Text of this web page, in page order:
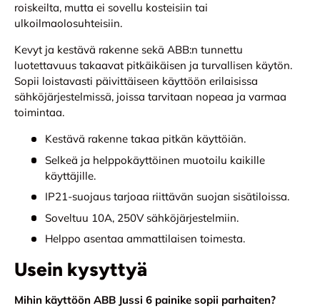
roiskeilta, mutta ei sovellu kosteisiin tai
ulkoilmaolosuhteisiin.
Kevyt ja kestävä rakenne sekä ABB:n tunnettu
luotettavuus takaavat pitkäikäisen ja turvallisen käytön.
Sopii loistavasti päivittäiseen käyttöön erilaisissa
sähköjärjestelmissä, joissa tarvitaan nopeaa ja varmaa
toimintaa.
Kestävä rakenne takaa pitkän käyttöiän.
Selkeä ja helppokäyttöinen muotoilu kaikille
käyttäjille.
IP21-suojaus tarjoaa riittävän suojan sisätiloissa.
Soveltuu 10A, 250V sähköjärjestelmiin.
Helppo asentaa ammattilaisen toimesta.
Usein kysyttyä
Mihin käyttöön ABB Jussi 6 painike sopii parhaiten?